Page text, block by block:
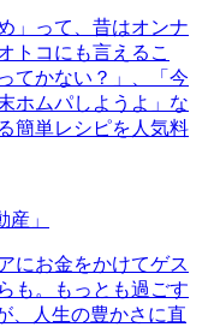
」って、昔はオンナ
トコにも言えるこ
てかない？」、「今
ホムパしようよ」な
簡単レシピを人気料
」
にお金をかけてゲス
も。もっとも過ごす
、人生の豊かさに直